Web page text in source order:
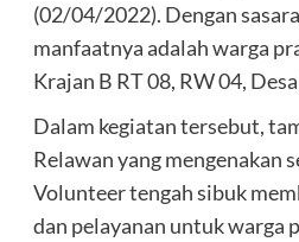
(02/04/2022). Dengan
manfaatnya adalah warga
Krajan B RT 08, RW 04,
Dalam kegiatan tersebut,
Relawan yang mengenakan
Volunteer tengah sibuk
dan pelayanan untuk warga